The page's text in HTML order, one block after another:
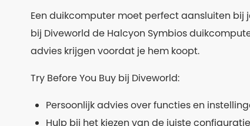
Een duikcomputer moet perfect aansluiten bij
bij Diveworld de Halcyon Symbios
advies krijgen voordat je hem koopt.
Try Before You Buy bij Diveworld:
Persoonlijk advies over functies en
Hulp bij het kiezen van de juiste